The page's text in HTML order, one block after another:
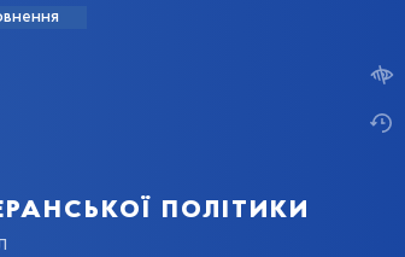
політики